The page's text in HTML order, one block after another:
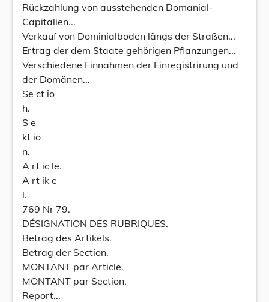
Rückzahlung von ausstehenden Domanial-
Capitalien...
Verkauf von Dominialboden längs der Straßen...
Ertrag der dem Staate gehörigen Pflanzungen...
Verschiedene Einnahmen der Einregistrirung und
der Domänen...
Se ct îo
h.
S e
kt io
n.
A rt ic le.
A rt ik e
l.
769 Nr 79.
DÉSIGNATION DES RUBRIQUES.
Betrag des Artikels.
Betrag der Section.
MONTANT par Article.
MONTANT par Section.
Report...